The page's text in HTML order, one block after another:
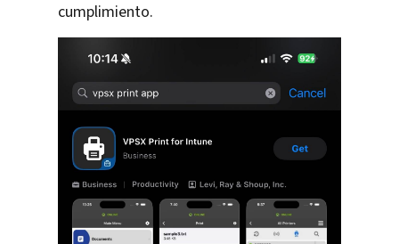
cumplimiento.